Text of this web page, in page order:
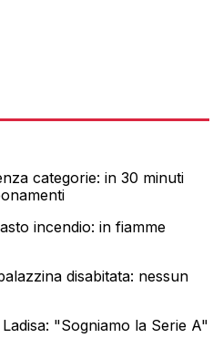
categorie: in 30 minuti
incendio: in fiamme
disabitata: nessun
"Sogniamo la Serie A"